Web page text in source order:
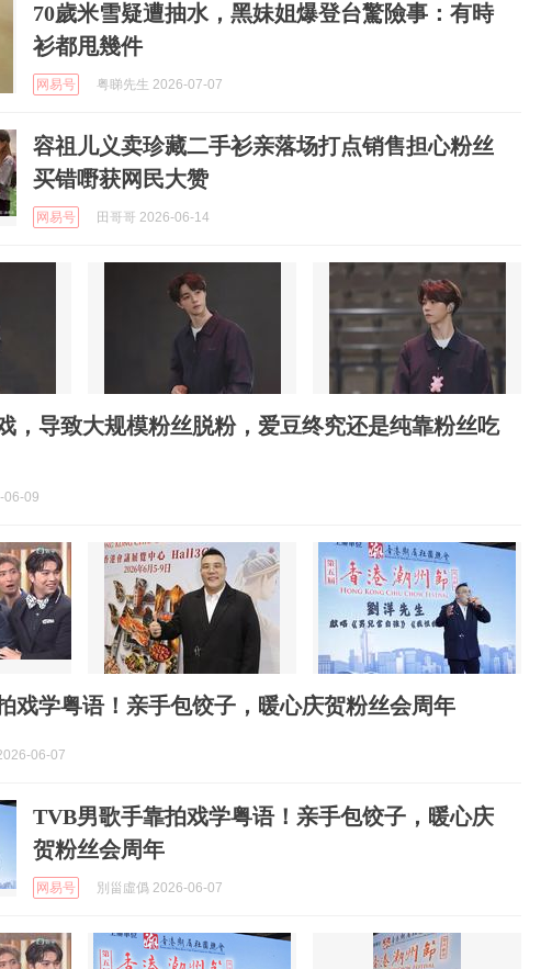
70歲米雪疑遭抽水，黑妹姐爆登台驚險事：有時
衫都甩幾件
网易号 粤睇先生 2026-07-07
容祖儿义卖珍藏二手衫亲落场打点销售担心粉丝
买错嘢获网民大赞
网易号 田哥哥 2026-06-14
，导致大规模粉丝脱粉，爱豆终究还是纯靠粉丝吃
06-09
戏学粤语！亲手包饺子，暖心庆贺粉丝会周年
06-07
TVB男歌手靠拍戏学粤语！亲手包饺子，暖心庆
贺粉丝会周年
网易号 別甾虛僞 2026-06-07